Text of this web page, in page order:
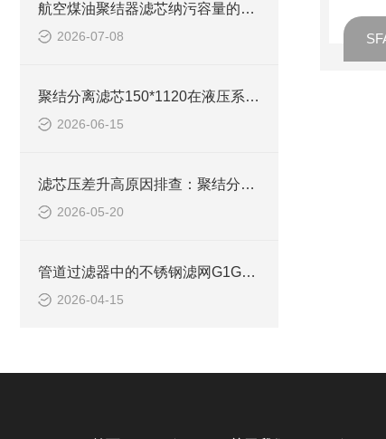
航空煤油聚结器滤芯纳污容量的关键因素
2026-07-08
聚结分离滤芯150*1120在液压系统中的安装技巧
2026-06-15
滤芯压差升高原因排查：聚结分离滤芯150*840何时更换？
2026-05-20
管道过滤器中的不锈钢滤网G1G1.5安装注意事项
2026-04-15